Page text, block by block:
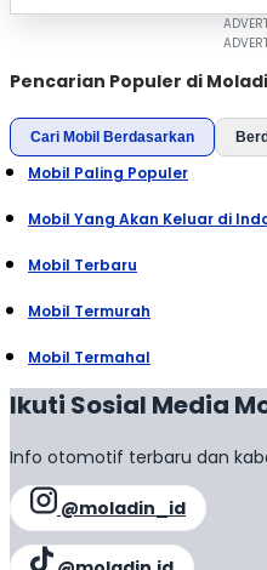
Pencarian Populer di
Cari Mobil Berdasarkan
Mobil Paling Populer
Mobil Yang Akan Keluar di
Mobil Terbaru
Mobil Termurah
Mobil Termahal
Ikuti Sosial Media
Info otomotif terbaru dan
@moladin_id